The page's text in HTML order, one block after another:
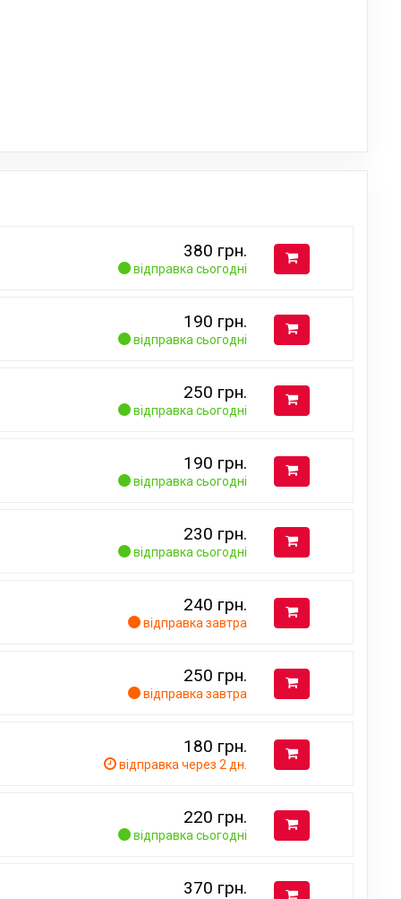
380 грн.
відправка сьогодні
190 грн.
відправка сьогодні
250 грн.
відправка сьогодні
190 грн.
відправка сьогодні
230 грн.
відправка сьогодні
240 грн.
відправка завтра
250 грн.
відправка завтра
180 грн.
відправка через 2 дн.
220 грн.
відправка сьогодні
370 грн.